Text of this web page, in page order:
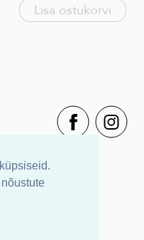
Lisa ostukorvi